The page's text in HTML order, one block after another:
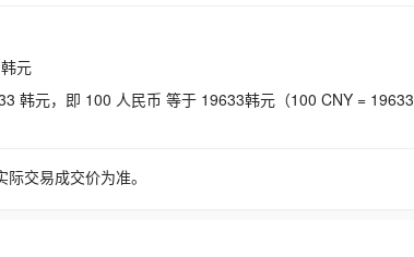
元
韩元，即 100 人民币 等于 19633韩元（100 CNY = 19633
交易成交价为准。